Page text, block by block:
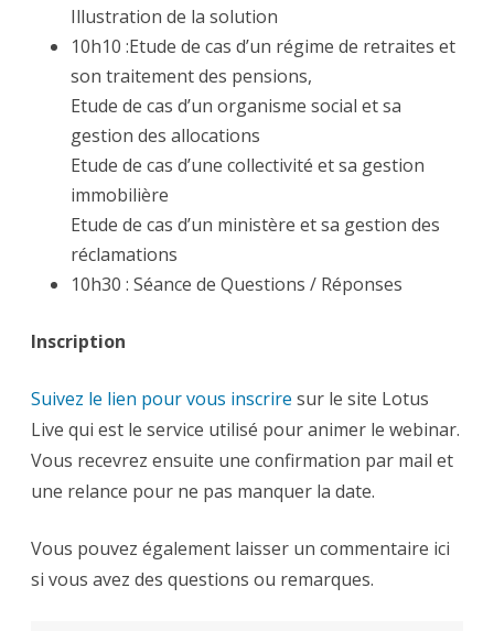
Illustration de la solution
10h10 :Etude de cas d’un régime de retraites et
son traitement des pensions,
Etude de cas d’un organisme social et sa
gestion des allocations
Etude de cas d’une collectivité et sa gestion
immobilière
Etude de cas d’un ministère et sa gestion des
réclamations
10h30 : Séance de Questions / Réponses
Inscription
Suivez le lien pour vous inscrire sur le site Lotus
Live qui est le service utilisé pour animer le webinar.
Vous recevrez ensuite une confirmation par mail et
une relance pour ne pas manquer la date.
Vous pouvez également laisser un commentaire ici
si vous avez des questions ou remarques.